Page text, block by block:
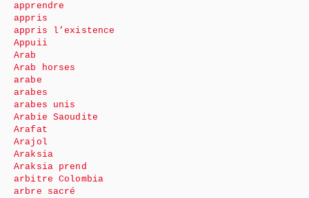
apprendre
appris
appris l’existence
Appuii
Arab
Arab horses
arabe
arabes
arabes unis
Arabie Saoudite
Arafat
Arajol
Araksia
Araksia prend
arbitre Colombia
arbre sacré